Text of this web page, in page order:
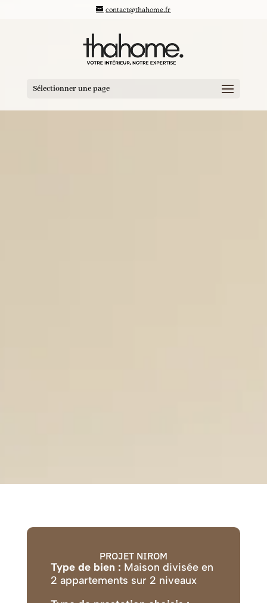
contact@thahome.fr
Sélectionner une page
PROJET NIROM
Type de bien : Maison divisée en
2 appartements sur 2 niveaux